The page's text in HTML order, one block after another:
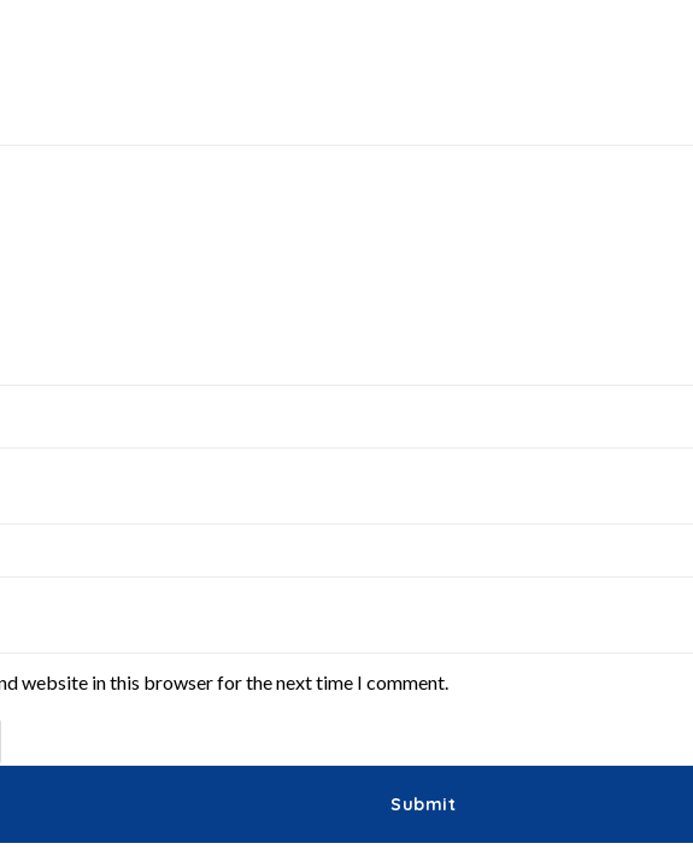
website in this browser for the next time I comment.